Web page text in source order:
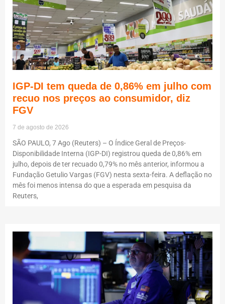
IGP-DI tem queda de 0,86% em julho com
recuo nos preços ao consumidor, diz
FGV
7 de agosto de 2026
SÃO PAULO, 7 Ago (Reuters) – O Índice Geral de Preços-
Disponibilidade Interna (IGP-DI) registrou queda de 0,86% em
julho, depois de ter recuado 0,79% no mês anterior, informou a
Fundação Getulio Vargas (FGV) nesta sexta-feira. A deflação no
mês foi menos intensa do que a esperada em pesquisa da
Reuters,